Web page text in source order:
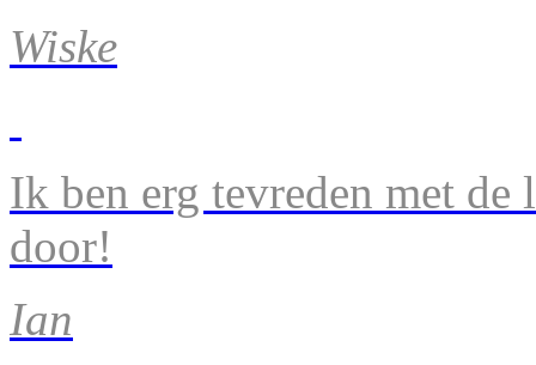
Wiske
Ik ben erg tevreden met de
door!
Ian